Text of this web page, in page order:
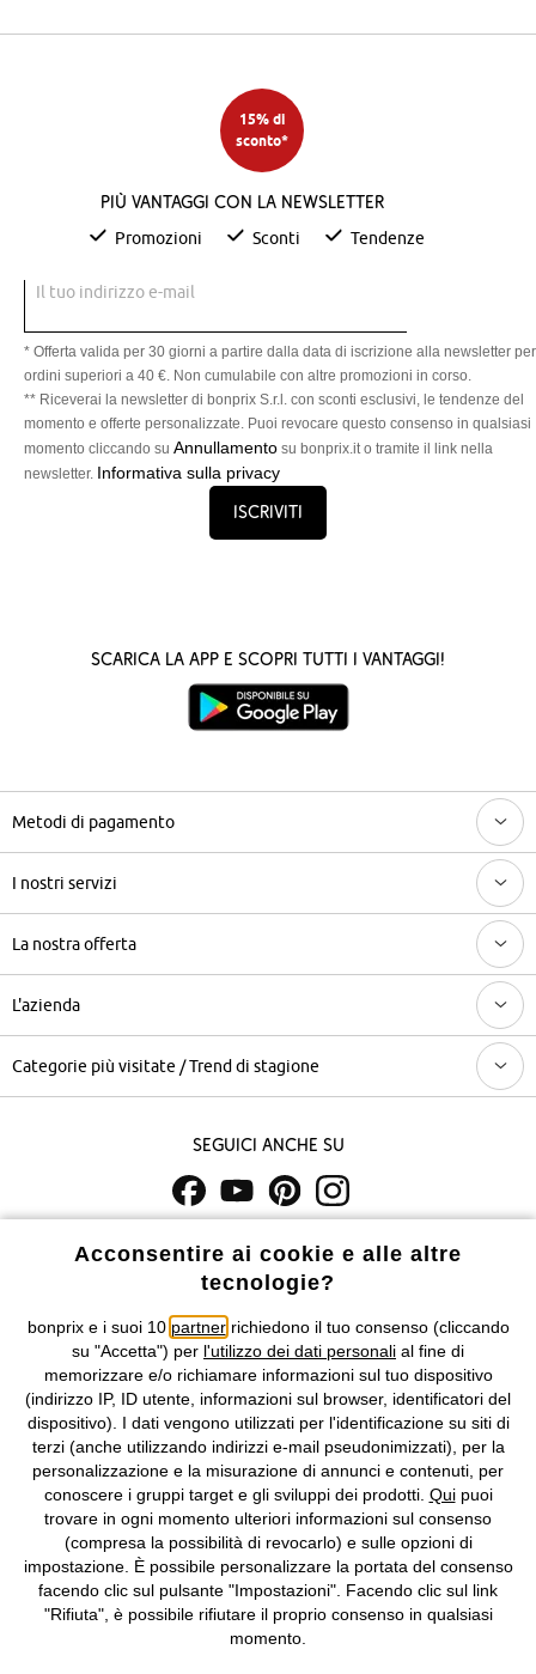
15% di
sconto*
Più vantaggi con la newsletter
Promozioni Sconti Tendenze
Il tuo indirizzo e-mail
* Offerta valida per 30 giorni a partire dalla data di iscrizione alla newsletter per
ordini superiori a 40 €. Non cumulabile con altre promozioni in corso.
** Riceverai la newsletter di bonprix S.r.l. con sconti esclusivi, le tendenze del
momento e offerte personalizzate. Puoi revocare questo consenso in qualsiasi
momento cliccando su Annullamento su bonprix.it o tramite il link nella
newsletter. Informativa sulla privacy
Iscriviti
Scarica la App e scopri tutti i vantaggi!
Metodi di pagamento
I nostri servizi
La nostra offerta
L'azienda
Categorie più visitate / Trend di stagione
Seguici anche su
I prezzi sono IVA inclusa. Non includono
le spese di spedizione e i
costi di servizio.
Condizioni di vendita Accessibilità
Informativa privacy e cookie Gestione dei cookie
Informazioni legali Diritto di recesso
©2026 bonprix.Tutti i diritti riservati.
bonprix S.r.l. con socio unico, sede legale: via Adua 33 - 13855
Valdengo (BI) C.F. 01510910027 - P.I. 01939830020, Reg. Imprese di
Biella n. 01510910027, R.E.A. BI - 171345, N. Reg. Pile:
IT09060P00000858, N. Reg. AEE: IT08020000002105 Capitale
Sociale: euro 1.000.000 i.v, Società soggetta all'attività di direzione
e coordinamento di bonprix Beteiligungs -Verwaltungsgesellschaft
mbH.
Acconsentire ai cookie e alle altre
tecnologie?
bonprix e i suoi 10 partnerrichiedono il tuo consenso (cliccando
su "Accetta") per l'utilizzo dei dati personali al fine di
memorizzare e/o richiamare informazioni sul tuo dispositivo
(indirizzo IP, ID utente, informazioni sul browser, identificatori del
dispositivo). I dati vengono utilizzati per l'identificazione su siti di
terzi (anche utilizzando indirizzi e-mail pseudonimizzati), per la
personalizzazione e la misurazione di annunci e contenuti, per
conoscere i gruppi target e gli sviluppi dei prodotti. Quipuoi
trovare in ogni momento ulteriori informazioni sul consenso
(compresa la possibilità di revocarlo) e sulle opzioni di
impostazione. È possibile personalizzare la portata del consenso
facendo clic sul pulsante "Impostazioni". Facendo clic sul link
"Rifiuta", è possibile rifiutare il proprio consenso in qualsiasi
momento.